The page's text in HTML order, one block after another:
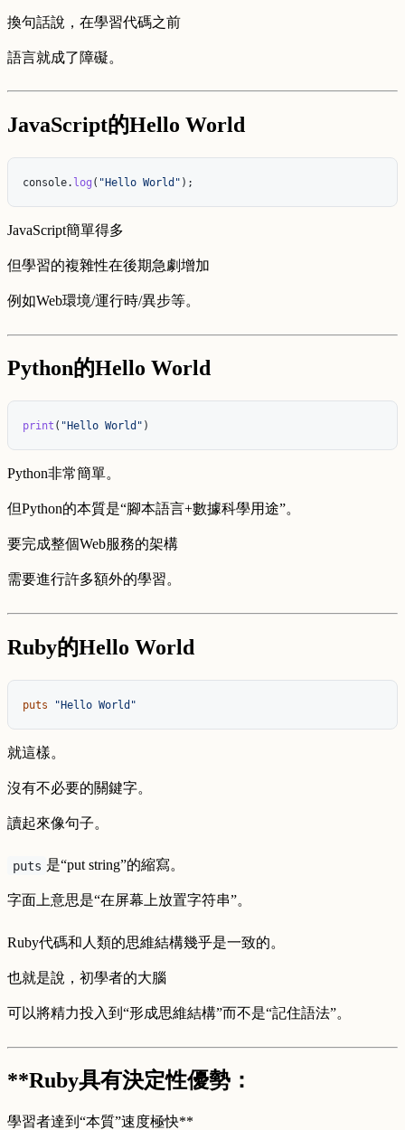
換句話說，在學習代碼之前
語言就成了障礙。
JavaScript的Hello World
console. log ( " Hello World " );
JavaScript簡單得多
但學習的複雜性在後期急劇增加
例如Web環境/運行時/異步等。
Python的Hello World
print ( " Hello World " )
Python非常簡單。
但Python的本質是“腳本語言+數據科學用途”。
要完成整個Web服務的架構
需要進行許多額外的學習。
Ruby的Hello World
puts "Hello World"
就這樣。
沒有不必要的關鍵字。
讀起來像句子。
puts 是“put string”的縮寫。
字面上意思是“在屏幕上放置字符串”。
Ruby代碼和人類的思維結構幾乎是一致的。
也就是說，初學者的大腦
可以將精力投入到“形成思維結構”而不是“記住語法”。
**Ruby具有決定性優勢：
學習者達到“本質”速度極快**